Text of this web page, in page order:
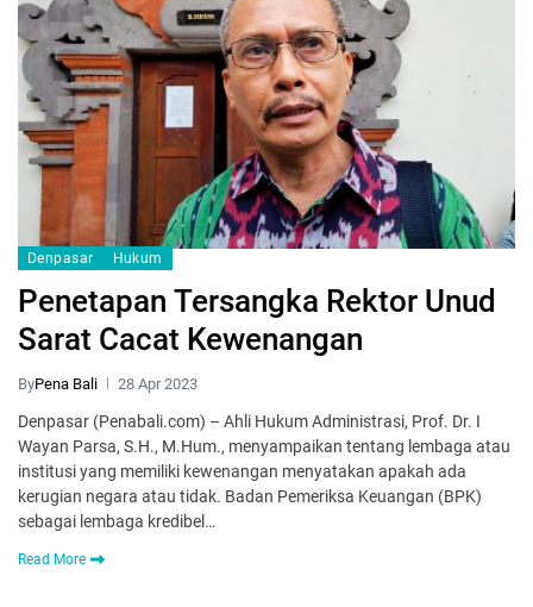
Denpasar Hukum
Penetapan Tersangka Rektor Unud
Sarat Cacat Kewenangan
ByPena Bali 28 Apr 2023
Denpasar (Penabali.com) – Ahli Hukum Administrasi, Prof. Dr. I
Wayan Parsa, S.H., M.Hum., menyampaikan tentang lembaga atau
institusi yang memiliki kewenangan menyatakan apakah ada
kerugian negara atau tidak. Badan Pemeriksa Keuangan (BPK)
sebagai lembaga kredibel…
Read More